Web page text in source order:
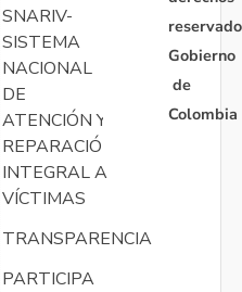
SNARIV-
SISTEMA
NACIONAL
DE
ATENCIÓN Y
REPARACIÓN
INTEGRAL A
VÍCTIMAS
TRANSPARENCIA
PARTICIPA
Gobierno
de
Colombia